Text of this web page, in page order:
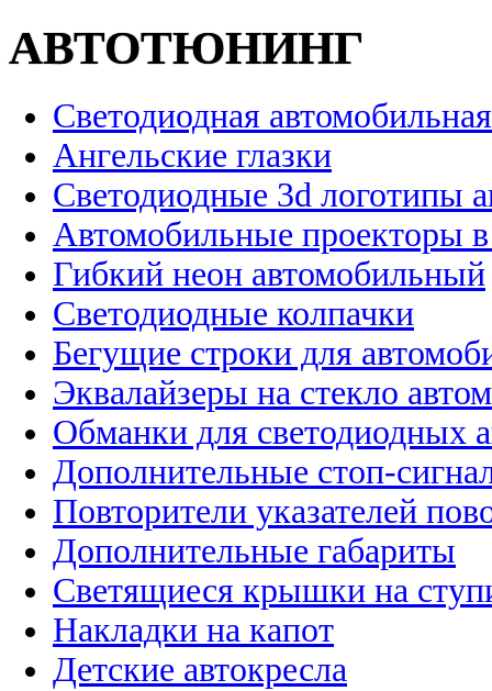
АВТОТЮНИНГ
Светодиодная
Ангельские глазки
Светодиодные 3d логотипы
Автомобильные проекторы
Гибкий неон автомобильный
Светодиодные колпачки
Бегущие строки для
Эквалайзеры на стекло
Обманки для светодиодных
Дополнительные стоп-
Повторители указателей
Дополнительные габариты
Светящиеся крышки на
Накладки на капот
Детские автокресла